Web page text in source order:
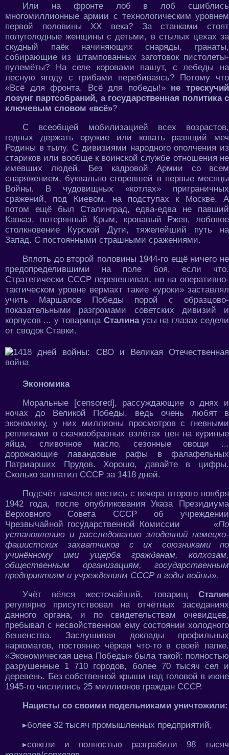
Или на фронте лоб в лоб сшиблись
многомиллионные армии с технологическим уровнем
первой половины ХХ века? За станками стоят
полуголодные женщины с детьми, в стылых цехах за
скудный паёк начиняющих снаряды, гранаты,
собирающие из штампованных заготовок пистолеты-
пулемёты? На селе коровами пашут, с лебеды на
лесную ягоду с грибами перебиваясь? Потому что
«Всё для фронта, Всё для победы!» не трескучий
лозунг партсобраний, а государственная политика с
ключевым словом «всё»?
С всеобщей мобилизацией всех возрастов,
годных держать оружие или ковать разящий меч
Родины в тылу. С дивизиями народного ополчения из
стариков или вообще к воинской службе отношения не
имевших людей. Без кадровой Армии со всем
снаряжением, буквально сгоревшей в первые месяцы
Войны. В чудовищных «котлах» приграничных
сражений, под Киевом, на подступах к Москве. А
потом ещё был Сталинград, едва-едва не павший
Кавказ, потерянный Крым, кровавый Ржев, лобовое
столкновение Курской Дуги, тяжелейший путь на
Запад. С постоянными страшными сражениями.
Вплоть до второй половины 1944-го ещё ничего не
предопределившими на поле боя, если что.
Стратегически СССР перевешивал, но на оперативно-
тактическом уровне вермахт такие «уроки» заставлял
учить Маршалов Победы порой с образцово-
показательными разгромами советских дивизий и
корпусов ... у товарища Сталина усы на глазах седели
от сводок Ставки.
Экономика
Моральные [censored], рассуждающие о днях и
ночах до Великой Победы, ведь очень любят в
экономику, у них миллионы просмотров с гневными
репликами о скачкообразных взлётах цен на куриные
яйца, сливочное масло, сезонные овощи ...
дорожающие лавандовые рафы в фалафельных
Патриарших Прудов. Хорошо, давайте в цифры.
Сколько заплатил СССР за 1418 дней.
Подсчёт начался вестись с вечера второго ноября
1942 года, после опубликования Указа Президиума
Верховного Совета СССР об учреждении
Чрезвычайной государственной Комиссии
«По
установлению и расследованию злодеяний немецко-
фашистских захватчиков с их союзниками по
учинённому ими ущерба гражданам, колхозам,
общественным организациям, государственным
предприятиям и учреждениям СССР в годы войны».
Учёт вёлся жесточайший, товарищ Сталин
регулярно присутствовал на отчётных заседаниях
данного органа, и по свидетельствам очевидцев,
пребывал с несвойственном ему состоянии холодного
бешенства. Заслушивая доклады профильных
наркоматов, постоянно чёркая что-то в своей папке.
«Экономическая цена Победы» была такой: полностью
разрушенные 1 710 городов, более 70 тысяч сел и
деревень. Без собственной крыши над головой в июне
1945-го числились 25 миллионов граждан СССР.
Нацисты со своими подельниками уничтожили:
▸более 32 тысяч промышленных предприятий,
▸сожгли и полностью разграбили 98 тысяч